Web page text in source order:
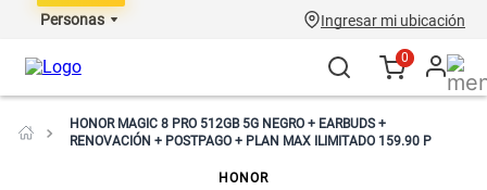
Personas Ingresar mi ubicación
0
HONOR MAGIC 8 PRO 512GB 5G NEGRO + EARBUDS +
RENOVACIÓN + POSTPAGO + PLAN MAX ILIMITADO 159.90 P
HONOR